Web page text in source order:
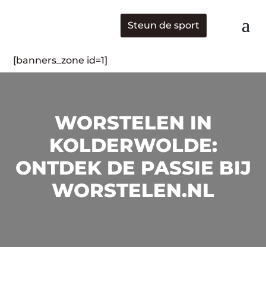
Steun de sport
[banners_zone id=1]
WORSTELEN IN
KOLDERWOLDE:
ONTDEK DE PASSIE BIJ
WORSTELEN.NL